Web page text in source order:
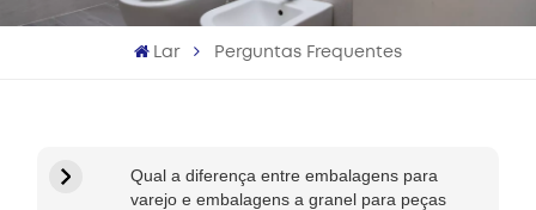
Français
Русский
Lar Perguntas Frequentes
Qual a diferença entre embalagens para
varejo e embalagens a granel para peças